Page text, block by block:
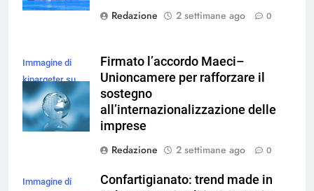
Redazione
2 settimane ago 0
Immagine di
kjpargeter su
Magnific
Firmato l’accordo Maeci–
Unioncamere per rafforzare il
sostegno
all’internazionalizzazione delle
imprese
Redazione
2 settimane ago 0
Immagine di
Confartigianato: trend made in